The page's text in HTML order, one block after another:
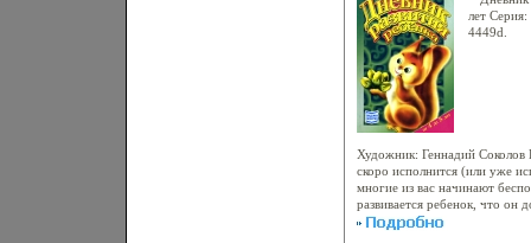
способствовать развитию
специальных игр,
Чуб Надежда Рыбксолмчук В
лет
4449d.
Художник: Геннадий
скоро исполнится (или уже
многие из вас начинают
развивается ребенок, что он
аыялщЭта книга поможет вам: